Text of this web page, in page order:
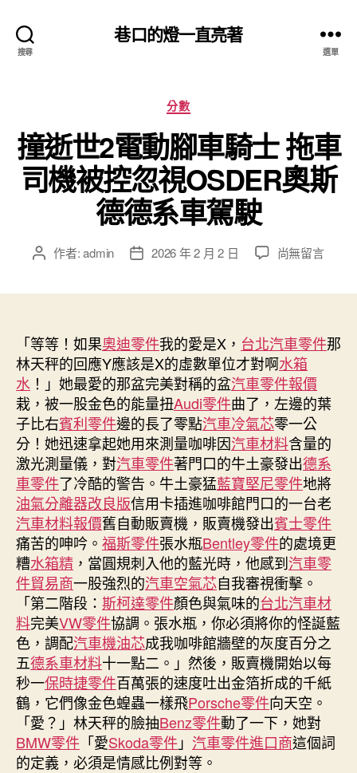
搜尋
巷口的燈一直亮著
選單
分
類
分數
撞逝世2電動腳車騎士 拖車
司機被控忽視OSDER奧斯
德德系車駕駛
文 作者:admin
文
期
2026 年 2 月 2 日
在
電
動
腳
車
騎
士
拖
車
司
機
被
控
忽
視
OSDER
奧
斯
德
德
系
車
駕
駛〉
中
尚無留言
「等等！如果奧迪零件我的愛是X， 台北汽車零件那
林天秤的回應Y應該是X的虛數單位才對啊水箱
水 ！」她最愛的那盆完美對稱的盆汽車零件報價
栽，被一股金色的能量扭Audi零件曲了，左邊的葉
子比右賓利零件邊的長了零點汽車冷氣芯零一公
分！她迅速拿起她用來測量咖啡因汽車材料含量的
激光測量儀，對汽車零件著門口的牛土豪發出德系
車零件了冷酷的警告。牛土豪猛藍寶堅尼零件地將
油氣分離器改良版信用卡插進咖啡館門口的一台老
汽車材料報價舊自動販賣機，販賣機發出賓士零件
痛苦的呻吟。 福斯零件張水瓶Bentley零件的處境更
糟水箱精 ，當圓規刺入他的藍光時，他感到汽車零
件貿易商一股強烈的汽車空氣芯自我審視衝擊。
「第二階段： 斯柯達零件顏色與氣味的台北汽車材
料完美VW零件協調。張水瓶，你必須將你的怪誕藍
色，調配汽車機油芯成我咖啡館牆壁的灰度百分之
五德系車材料十一點二。」然後，販賣機開始以每
秒一保時捷零件百萬張的速度吐出金箔折成的千紙
鶴，它們像金色蝗蟲一樣飛Porsche零件向天空。
「愛？」林天秤的臉抽Benz零件動了一下，她對
BMW零件 「愛Skoda零件」 汽車零件進口商這個詞
的定義，必須是情感比例對等。